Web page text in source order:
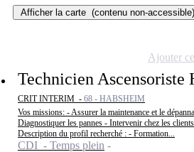
Afficher la carte (contenu non-accessible)
Technicien Ascensoriste
CRIT INTERIM - 68 - HABSHEIM
Vos missions: - Assurer la maintenance et le
Diagnostiquer les pannes - Intervenir chez les
Description du profil recherché : - Formation...
CDI - Temps plein
Ajouter